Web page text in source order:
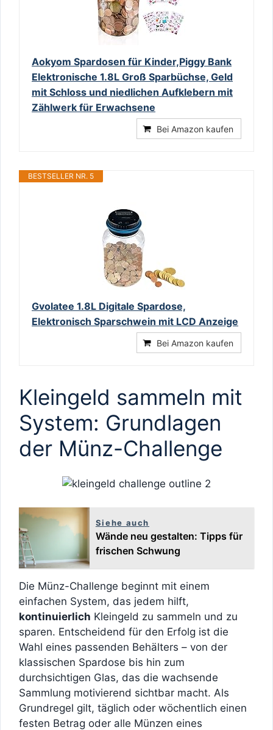
Aokyom Spardosen für Kinder,Piggy Bank
Elektronische 1.8L Groß Sparbüchse, Geld
mit Schloss und niedlichen Aufklebern mit
Zählwerk für Erwachsene
Bei Amazon kaufen
BESTSELLER NR. 5
Gvolatee 1.8L Digitale Spardose,
Elektronisch Sparschwein mit LCD Anzeige
Bei Amazon kaufen
Kleingeld sammeln mit
System: Grundlagen
der Münz-Challenge
Siehe auch
Wände neu gestalten: Tipps für
frischen Schwung
Die Münz-Challenge beginnt mit einem
einfachen System, das jedem hilft,
kontinuierlich Kleingeld zu sammeln und zu
sparen. Entscheidend für den Erfolg ist die
Wahl eines passenden Behälters – von der
klassischen Spardose bis hin zum
durchsichtigen Glas, das die wachsende
Sammlung motivierend sichtbar macht. Als
Grundregel gilt, täglich oder wöchentlich einen
festen Betrag oder alle Münzen eines